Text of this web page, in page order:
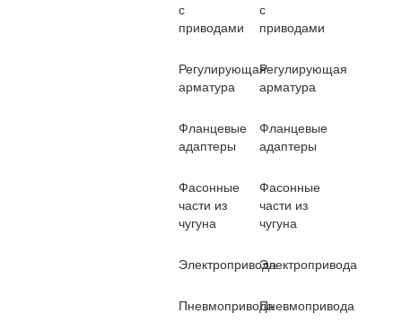
с
приводами
Регулирующая
арматура
Фланцевые
адаптеры
Фасонные
части из
чугуна
Электропривода
Пневмопривода
с
приводами
Регулирующая
арматура
Фланцевые
адаптеры
Фасонные
части из
чугуна
Электропривода
Пневмопривода